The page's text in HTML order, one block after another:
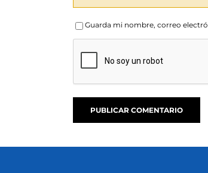
Guarda mi nombre, correo